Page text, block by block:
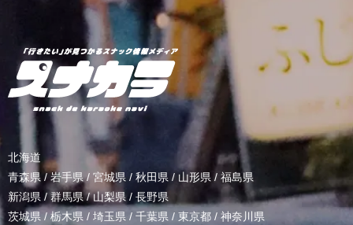
北海道
青森県 / 岩手県/ 宮城県 / 秋田県 / 山形県/ 福島県
新潟県 /群馬県/山梨県 / 長野県
茨城県 / 栃木県 / 埼玉県 / 千葉県 / 東京都 / 神奈川県